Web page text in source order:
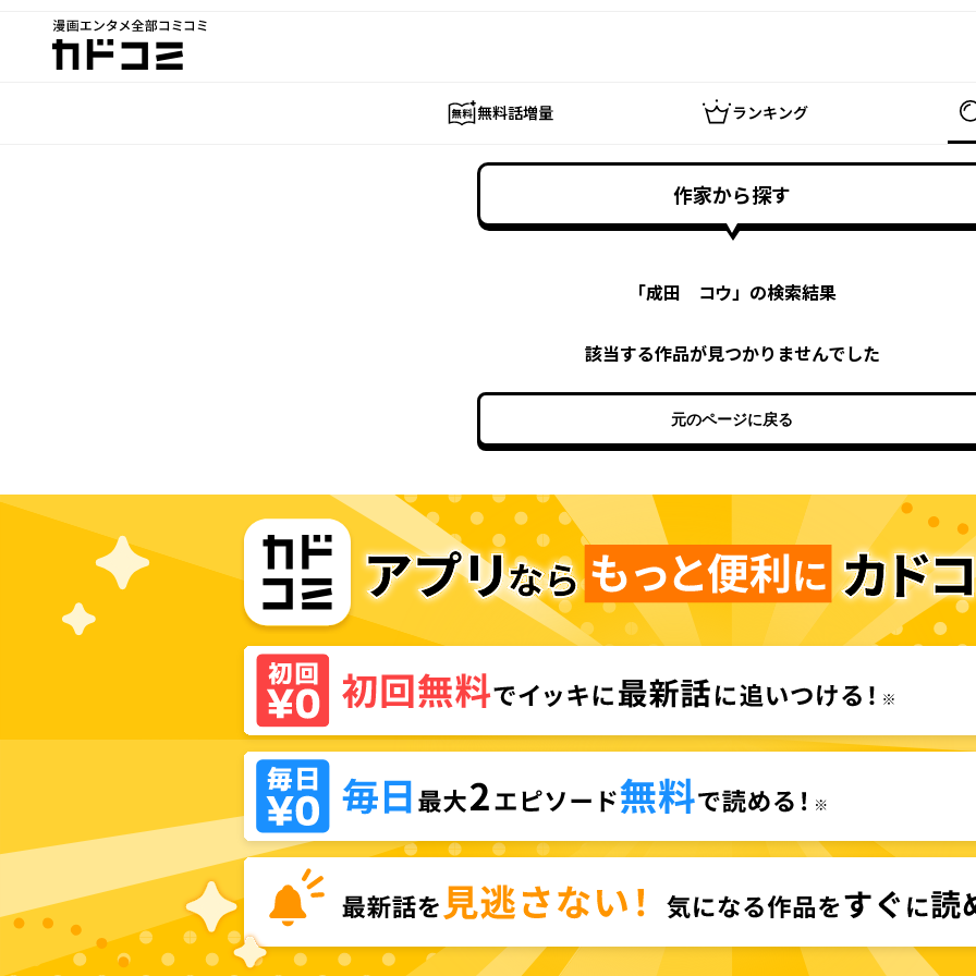
漫画エンタメ全部コミコミ
カドコミ
無料話増量 ランキング
作家から探す
「成田 コウ」の検索結果
該当する作品が見つかりませんでした
元のページに戻る